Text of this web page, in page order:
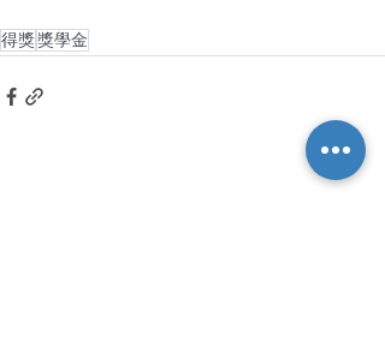
得獎獎學金